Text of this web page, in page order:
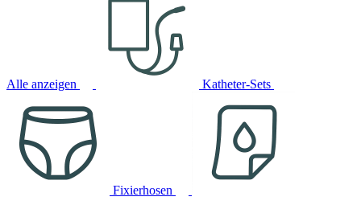
Alle anzeigen Katheter-Sets
Fixierhosen